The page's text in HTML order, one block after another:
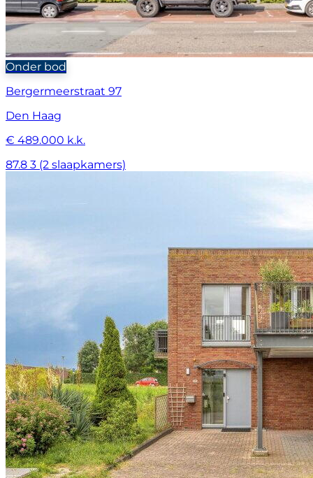
Onder bod
Bergermeerstraat 97
Den Haag
€ 489.000 k.k.
87.8 3 (2 slaapkamers)